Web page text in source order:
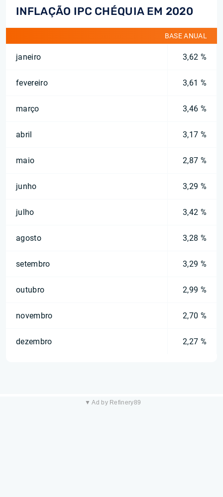
INFLAÇÃO IPC CHÉQUIA EM 2020
BASE ANUAL
janeiro 3,62 %
fevereiro 3,61 %
março 3,46 %
abril 3,17 %
maio 2,87 %
junho 3,29 %
julho 3,42 %
agosto 3,28 %
setembro 3,29 %
outubro 2,99 %
novembro 2,70 %
dezembro 2,27 %
▼ Ad by Refinery89